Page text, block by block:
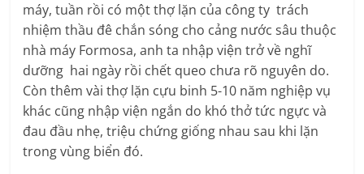
máy, tuần rồi có một thợ lặn của công ty trách
nhiệm thầu đê chắn sóng cho cảng nước sâu thuộc
nhà máy Formosa, anh ta nhập viện trở về nghĩ
dưỡng hai ngày rồi chết queo chưa rõ nguyên do.
Còn thêm vài thợ lặn cựu binh 5-10 năm nghiệp vụ
khác cũng nhập viện ngắn do khó thở tức ngực và
đau đầu nhẹ, triệu chứng giống nhau sau khi lặn
trong vùng biển đó.